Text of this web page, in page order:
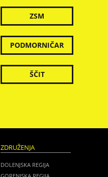
ZSM
PODMORNIČAR
ŠČIT
ZDRUŽENJA
DOLENJSKA REGIJA